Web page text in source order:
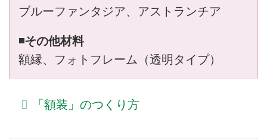
ブルーファンタジア、アストランチア
◾️その他材料
額縁、フォトフレーム（透明タイプ）
「額装」のつくり方